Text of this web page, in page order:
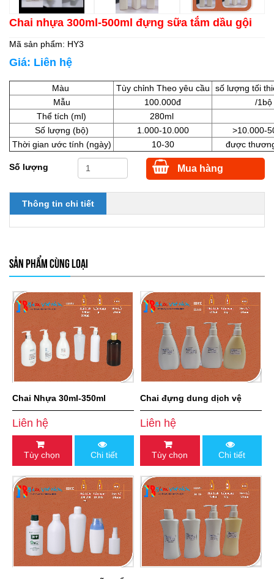
Chai nhựa 300ml-500ml đựng sữa tắm dầu gội
Mã sản phẩm: HY3
Giá: Liên hệ
Màu Tùy chỉnh Theo yêu cầu
số lượng tối
Mẫu
100.000đ
/1bộ
Thể tích (ml)
280ml
Số lượng (bộ)
1.000-10.000
>10.000-
Thời gian ước tính (ngày)
10-30 được
Số lượng Mua hàng
Thông tin chi tiết
SẢN PHẨM CÙNG LOẠI
Chai Nhựa 30ml-350ml
Liên hệ
Tùy chọn Chi tiết
Chai đựng dung dịch vệ
sinh 150 ml
Liên hệ
Tùy chọn Chi tiết